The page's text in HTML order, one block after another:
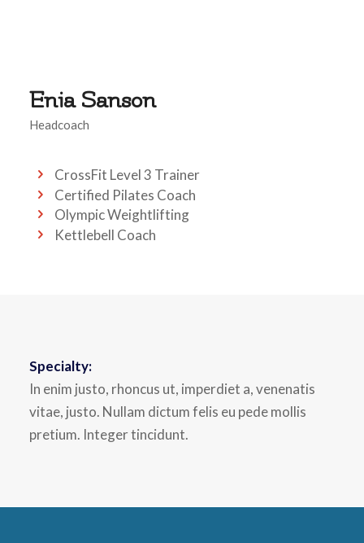
Enia Sanson
Headcoach
CrossFit Level 3 Trainer
Certified Pilates Coach
Olympic Weightlifting
Kettlebell Coach
Specialty:
In enim justo, rhoncus ut, imperdiet a, venenatis
vitae, justo. Nullam dictum felis eu pede mollis
pretium. Integer tincidunt.